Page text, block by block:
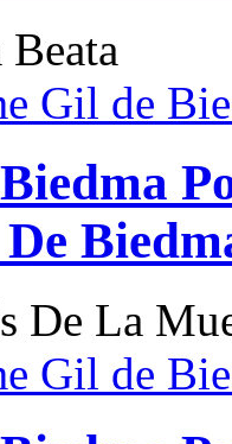
Gil de
De La
Gil de